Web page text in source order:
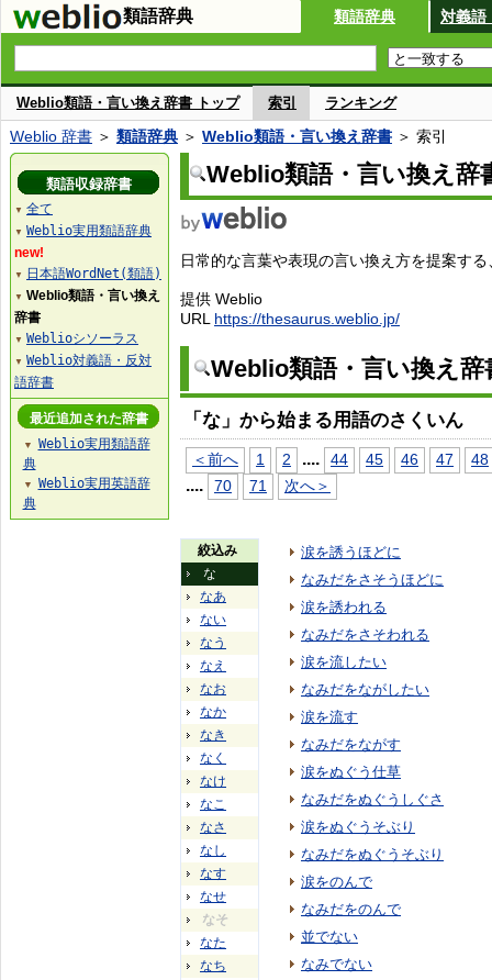
類語辞典 類語辞典 対義語
Weblio類語・言い換え辞書 トップ 索引 ランキング
Weblio 辞書 ＞ 類語辞典 ＞ Weblio類語・言い換え辞書 ＞ 索引
Weblio類語・言い換え辞
日常的な言葉や表現の言い換え方を提案す
提供 Weblio
URL https://thesaurus.weblio.jp/
Weblio類語・言い換え
「な」から始まる用語のさくいん
＜前へ 1 2 .... 44 45 46 47 48
.... 70 71 次へ＞
絞込み
な
なあ
ない
なう
なえ
なお
なか
なき
なく
なけ
なこ
なさ
なし
なす
なせ
なそ
なた
なち
涙を誘うほどに
なみだをさそうほどに
涙を誘われる
なみだをさそわれる
涙を流したい
なみだをながしたい
涙を流す
なみだをながす
涙をぬぐう仕草
なみだをぬぐうしぐさ
涙をぬぐうそぶり
なみだをぬぐうそぶり
涙をのんで
なみだをのんで
並でない
なみでない
類語収録辞書
▼ 全て
▼ Weblio実用類語辞典
new!
▼ 日本語WordNet(類語)
▼ Weblio類語・言い換え
辞書
▼ Weblioシソーラス
▼ Weblio対義語・反対
語辞書
最近追加された辞書
▼
Weblio実用類語辞
典
▼
Weblio実用英語辞
典